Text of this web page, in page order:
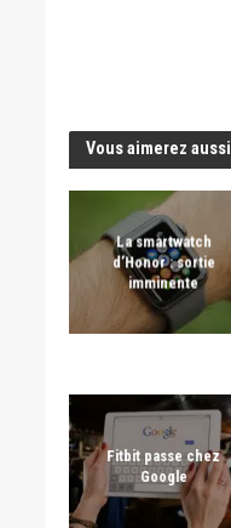
Vous aimerez aussi
La smartwatch
d’Honor : sortie
imminente
Fitbit passe chez
Google